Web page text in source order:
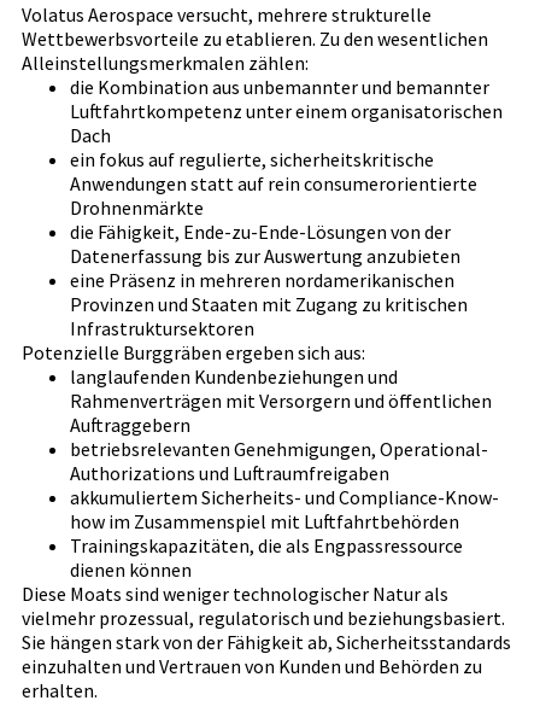
Volatus Aerospace versucht, mehrere strukturelle
Wettbewerbsvorteile zu etablieren. Zu den wesentlichen
Alleinstellungsmerkmalen zählen:
die Kombination aus unbemannter und bemannter
Luftfahrtkompetenz unter einem organisatorischen
Dach
ein fokus auf regulierte, sicherheitskritische
Anwendungen statt auf rein consumerorientierte
Drohnenmärkte
die Fähigkeit, Ende-zu-Ende-Lösungen von der
Datenerfassung bis zur Auswertung anzubieten
eine Präsenz in mehreren nordamerikanischen
Provinzen und Staaten mit Zugang zu kritischen
Infrastruktursektoren
Potenzielle Burggräben ergeben sich aus:
langlaufenden Kundenbeziehungen und
Rahmenverträgen mit Versorgern und öffentlichen
Auftraggebern
betriebsrelevanten Genehmigungen, Operational-
Authorizations und Luftraumfreigaben
akkumuliertem Sicherheits- und Compliance-Know-
how im Zusammenspiel mit Luftfahrtbehörden
Trainingskapazitäten, die als Engpassressource
dienen können
Diese Moats sind weniger technologischer Natur als
vielmehr prozessual, regulatorisch und beziehungsbasiert.
Sie hängen stark von der Fähigkeit ab, Sicherheitsstandards
einzuhalten und Vertrauen von Kunden und Behörden zu
erhalten.